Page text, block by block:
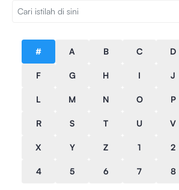
# A B C D
F G H I J
L M N O P
R S T U V
X Y Z 1 2
4 5 6 7 8